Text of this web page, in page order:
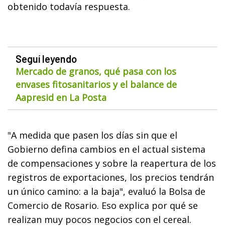
obtenido todavía respuesta.
Seguí leyendo
Mercado de granos, qué pasa con los
envases fitosanitarios y el balance de
Aapresid en La Posta
"A medida que pasen los días sin que el
Gobierno defina cambios en el actual sistema
de compensaciones y sobre la reapertura de los
registros de exportaciones, los precios tendrán
un único camino: a la baja", evaluó la Bolsa de
Comercio de Rosario. Eso explica por qué se
realizan muy pocos negocios con el cereal.